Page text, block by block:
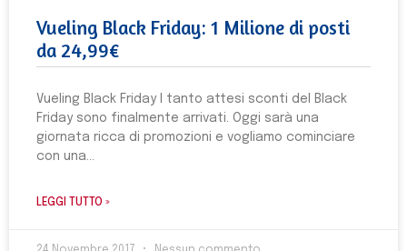
Vueling Black Friday: 1 Milione di posti
da 24,99€
Vueling Black Friday I tanto attesi sconti del Black
Friday sono finalmente arrivati. Oggi sarà una
giornata ricca di promozioni e vogliamo cominciare
con una
LEGGI TUTTO »